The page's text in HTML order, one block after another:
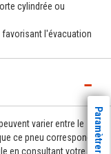
cylindrée ou
favorisant l'évacuation
varier entre le
ce pneu correspond
en consultant votre